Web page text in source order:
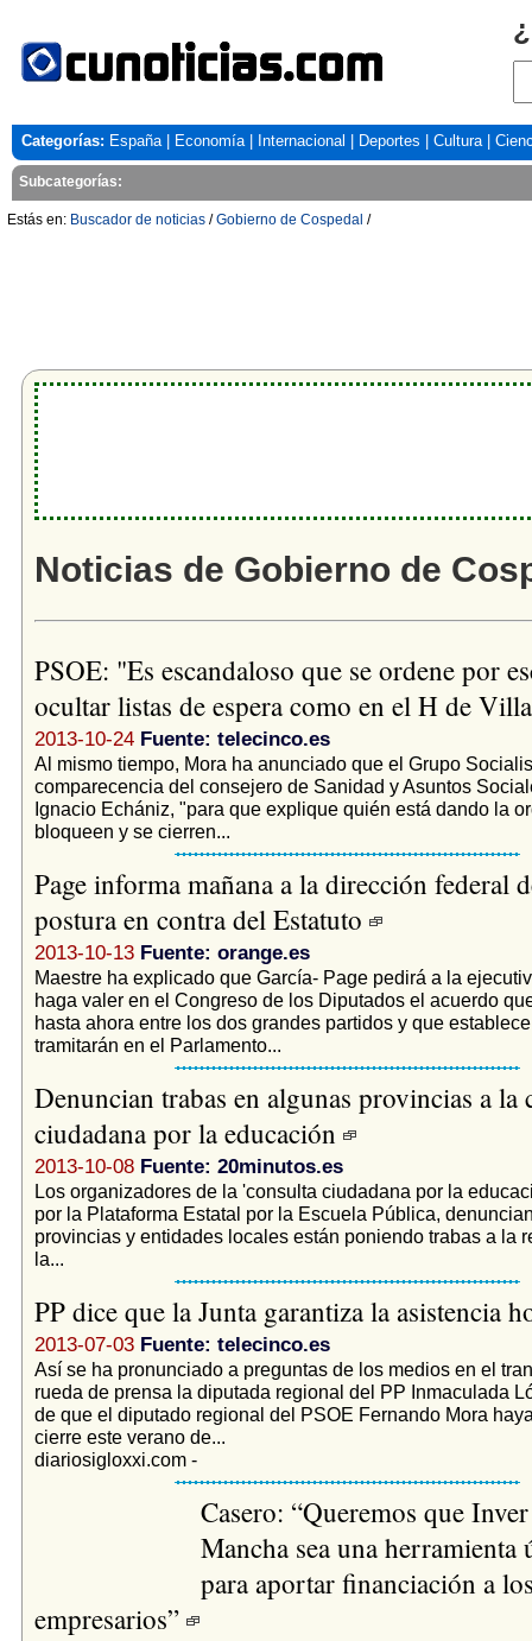
Categorías: España| Economía| Internacional Deportes Cultura|
Subcategorías:
Estás en: Buscador de noticias /Gobierno de Cospedal /
Noticias de Gobierno de
PSOE: "Es escandaloso que se ordene por
ocultar listas de espera como en el H de
2013-10-24 Fuente: telecinco.es
Al mismo tiempo, Mora ha anunciado que el Grupo
comparecencia del consejero de Sanidad y Asuntos
Ignacio Echániz, "para que explique quién está dando la
bloqueen y se cierren...
Page informa mañana a la dirección federal
postura en contra del Estatuto
2013-10-13 Fuente: orange.es
Maestre ha explicado que García- Page pedirá a la
haga valer en el Congreso de los Diputados el acuerdo
hasta ahora entre los dos grandes partidos y que
tramitarán en el Parlamento...
Denuncian trabas en algunas provincias a la
ciudadana por la educación
2013-10-08 Fuente: 20minutos.es
Los organizadores de la 'consulta ciudadana por la
por la Plataforma Estatal por la Escuela Pública,
provincias y entidades locales están poniendo trabas a la
la...
PP dice que la Junta garantiza la asistencia
2013-07-03 Fuente: telecinco.es
Así se ha pronunciado a preguntas de los medios en el
rueda de prensa la diputada regional del PP Inmaculada
de que el diputado regional del PSOE Fernando Mora
cierre este verano de...
diariosigloxxi.com -
Casero: “Queremos que
Mancha sea una herramienta
para aportar financiación a
empresarios”